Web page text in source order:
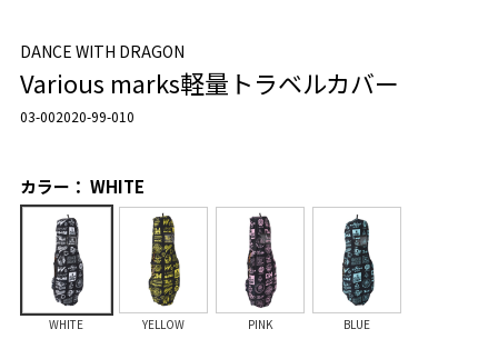
DANCE WITH DRAGON
Various marks軽量トラベルカバー
03-002020-99-010
カラー： WHITE
WHITE YELLOW PINK BLUE